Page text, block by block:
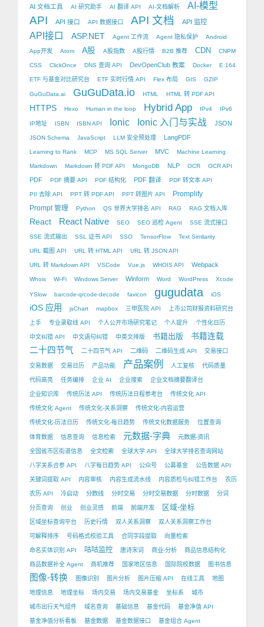
AI 文档工具 AI 研究助手 AI 翻译 API AI-文档解析 AI-模型
API API 接口 API 数据接口 API 文档 API 监控
API接口 ASP.NET Agent 工作流 Agent 隐私保护 Android
App开发 Atom A股 A股指数 A股行情 B2B 推荐 CDN CNPM
CSS ClickOnce DNS 查询 API DevOpenClub 教案 Docker E.164
ETF 与基金对比研究台 ETF 实时行情 API Flex 布局 GIS GZIP
GuGuData.ai GuGuData.io HTML HTML 转 PDF API
HTTPS Hexo Human in the loop Hybrid App IPv4 IPv6
IP地址 ISBN ISBN API Ionic Ionic 入门与实战 JSON
JSON Schema JavaScript LLM 安全预处理 LangPDF
Learning to Rank MCP MS SQL Server MVC Machine Learning
Markdown Markdown 转 PDF API MongoDB NLP OCR OCR API
PDF PDF 摘要 API PDF 结构化 PDF 翻译 PDF 转文本 API
PII 去除 API PPT 转 PDF API PPT 转图片 API
Promplify
Prompt 管理
Python QS 世界大学排名 API RAG RAG 文档入库
React React Native SEO SEO 巡检 Agent SSE 流式接口
SSE 流式输出 SSL 证书 API SSO TensorFlow Text Similarity
URL 截图 API URL 转 HTML API URL 转 JSON API
URL 转 Markdown API VSCode Vue.js WHOIS API Webpack
Whois Wi-Fi Windows Server Winform Word WordPress Xcode
YSlow barcode-qrcode-decode favicon gugudata iOS
iOS 应用 jsChart mapbox 三甲医院 API 上市公司财报资料研究台
上手 专业录取线 API 个人公开市场研究笔记 个人提升 个性化日历
中文纠错 API 中文语句纠错 中英文排版 书籍出版 书籍连载
二十四节气 二十四节气 API 二维码 二维码生成 API 交易接口
交易数据 交易日历 产品功能 产品案例 人工复核 代码质量
代码高亮 任务编排 企业 AI 企业搜索 企业文档摘要翻译台
企业知识库 传统历法 API 传统历法日程参考台 传统文化 API
传统文化 Agent 传统文化-关系洞察 传统文化-内容运营
传统文化-历法日历 传统文化-每日趋势 传统文化数据服务 位置查询
体育数据 信息查询 信息检索 元数据-字典 元数据-资讯
全国省市区街道信息 全文检索 全球大学 API 全球大学排名查询网站
八字关系合参 API 八字每日趋势 API 公众号 公募基金 公告数据 API
关键词提取 API 内容审核 内容生成流水线 内容质检与纠错工作台 农历
农历 API 冷启动 分数线 分时交易 分时交易数据 分时数据 分词
分页查询 创业 创业灵感 前端 前端开发 区域-坐标
区域坐标查询平台 历史行情 双人关系洞察 双人关系洞察工作台
可解释排序 号码格式校验工具 合同字段提取 向量检索
命名实体识别 API 咕咕监控 唐诗宋词 商业-分析 商品信息结构化
商品数据补全 Agent 商机推荐 国家地区信息 国际院校数据 图书信息
图像-转换 图像识别 图片分析 图片压缩 API 在线工具 地图
地理信息 地理坐标 场内交易 场内交易基金 坐标系 城市
城市出行天气组件 域名查询 基础信息 基金代码 基金净值 API
基金净值分析看板 基金数据 基金数据接口 基金组合 Agent